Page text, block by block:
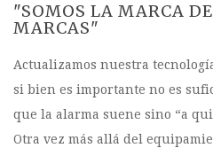
"SOMOS LA MARCA
MARCAS"
Actualizamos nuestra
si bien es importante no es
que la alarma suene sino “a
Otra vez más allá del